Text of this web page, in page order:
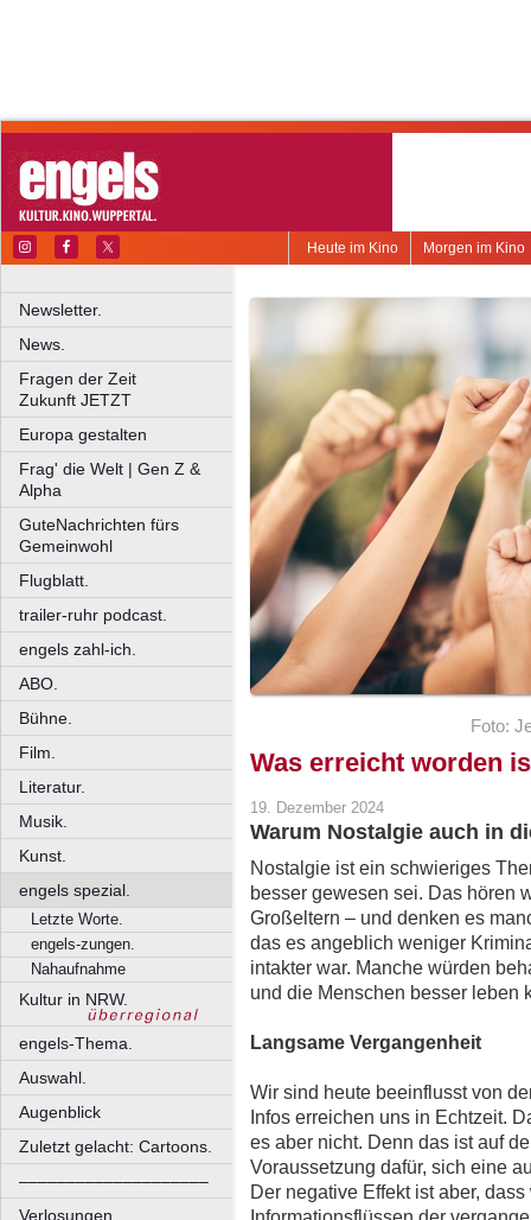
Morgen im Kino
Heute im Kino
Newsletter.
News.
Fragen der Zeit
Zukunft JETZT
Europa gestalten
Frag' die Welt | Gen Z &
Alpha
GuteNachrichten fürs
Gemeinwohl
Flugblatt.
trailer-ruhr podcast.
engels zahl-ich.
ABO.
Bühne.
Film.
Literatur.
Musik.
Kunst.
engels spezial.
Letzte Worte.
engels-zungen.
Nahaufnahme
Kultur in NRW.
engels-Thema.
Auswahl.
Augenblick
Zuletzt gelacht: Cartoons.
––––––––––––––––––––
Verlosungen.
Foto:
Was erreicht worden
19. Dezember 2024
Warum Nostalgie auch in
Nostalgie ist ein schwieriges
besser gewesen sei. Das hören
Großeltern – und denken es
das es angeblich weniger
intakter war. Manche würden
und die Menschen besser leben
Langsame Vergangenheit
Wir sind heute beeinflusst von
Infos erreichen uns in Echtzeit.
es aber nicht. Denn das ist auf
Voraussetzung dafür, sich eine
Der negative Effekt ist aber,